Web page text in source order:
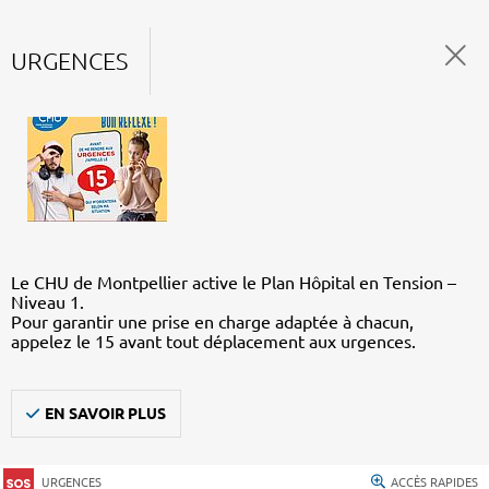
URGENCES
Le CHU de Montpellier active le Plan Hôpital en Tension –
Niveau 1.
Pour garantir une prise en charge adaptée à chacun,
appelez le 15 avant tout déplacement aux urgences.
EN SAVOIR PLUS
URGENCES ACCÈS RAPIDES